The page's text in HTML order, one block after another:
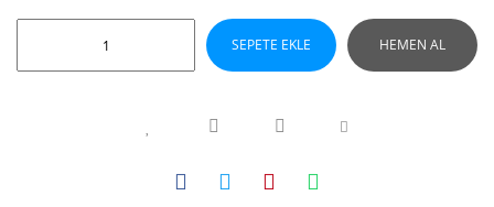
SEPETE EKLE HEMEN AL